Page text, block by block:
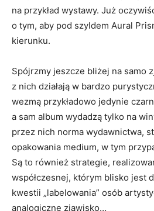
na przykład wystawy. Już
o tym, aby pod szyldem Aural
kierunku.
Spójrzmy jeszcze bliżej na samo
z nich działają w bardzo
wezmą przykładowo jedynie
a sam album wydadzą tylko na
przez nich norma wydawnictwa,
opakowania medium, w tym
Są to również strategie,
współczesnej, którym blisko jest
kwestii „labelowania” osób
analogiczne zjawisko…